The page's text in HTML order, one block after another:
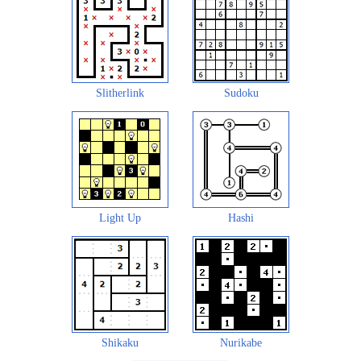
Slitherlink Sudoku
Light Up Hashi
Shikaku Nurikabe